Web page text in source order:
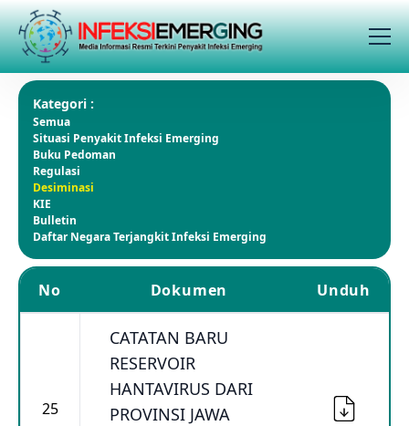
Kategori :
Semua
Situasi Penyakit Infeksi Emerging
Buku Pedoman
Regulasi
Desiminasi
KIE
Bulletin
Daftar Negara Terjangkit Infeksi Emerging
No Dokumen Unduh
25
CATATAN BARU
RESERVOIR
HANTAVIRUS DARI
PROVINSI JAWA